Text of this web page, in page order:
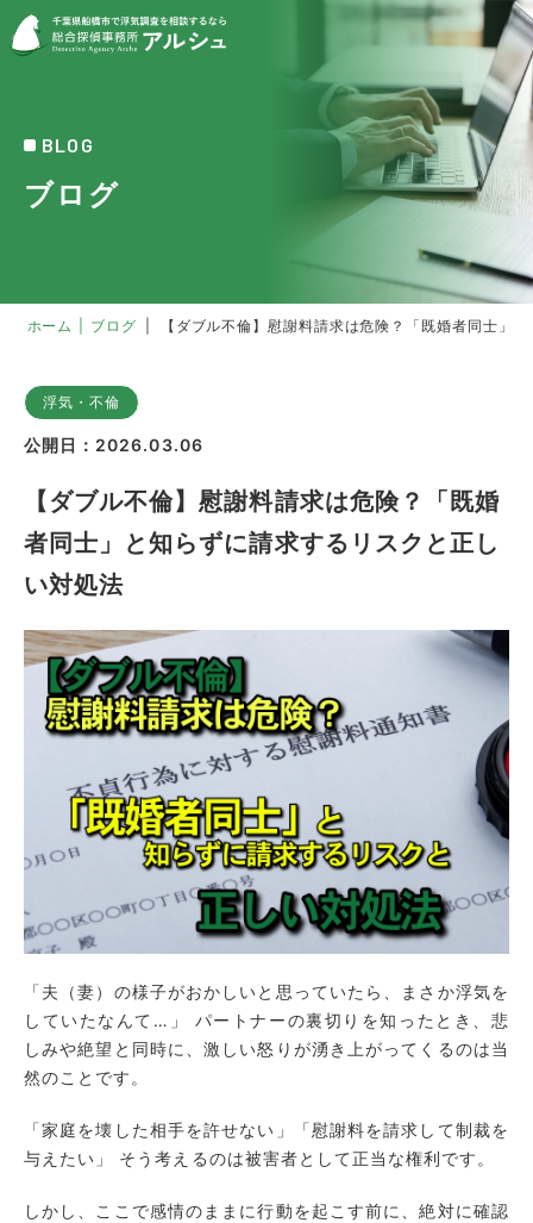
BLOG
ブログ
ホーム ブログ 【ダブル不倫】慰謝料請求は危険？「既婚者同士」
浮気・不倫
公開日：2026.03.06
【ダブル不倫】慰謝料請求は危険？「既婚
者同士」と知らずに請求するリスクと正し
い対処法
「夫（妻）の様子がおかしいと思っていたら、まさか浮気を
していたなんて…」 パートナーの裏切りを知ったとき、悲
しみや絶望と同時に、激しい怒りが湧き上がってくるのは当
然のことです。
「家庭を壊した相手を許せない」「慰謝料を請求して制裁を
与えたい」 そう考えるのは被害者として正当な権利です。
しかし、ここで感情のままに行動を起こす前に、絶対に確認